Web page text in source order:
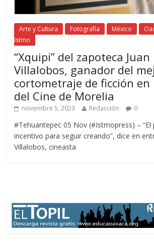
Arte y Cultura Fotografía México
Istmo
“Xquipi” del zapoteca Juan
Villalobos, ganador del
cortometraje de ficción en
del Cine de Morelia
noviembre 5, 2023 Redacción 0
#Tehuantepec 05 Nov (#Istmopress) – “El
incentivo para seguir creando”, dice en
Villalobos, cineasta